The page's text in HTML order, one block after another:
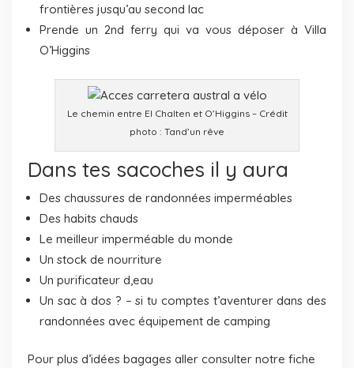
frontières jusqu’au second lac
Prende un 2nd ferry qui va vous déposer à Villa
O’Higgins
Le chemin entre El Chalten et O’Higgins – Crédit
photo : Tand’un rêve
Dans tes sacoches il y aura
Des chaussures de randonnées imperméables
Des habits chauds
Le meilleur imperméable du monde
Un stock de nourriture
Un purificateur d,eau
Un sac à dos ? – si tu comptes t’aventurer dans des
randonnées avec équipement de camping
Pour plus d’idées bagages aller consulter notre fiche